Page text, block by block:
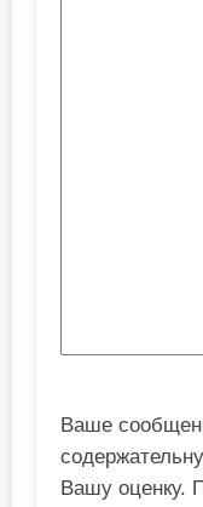
Ваше
Вашу оценку.